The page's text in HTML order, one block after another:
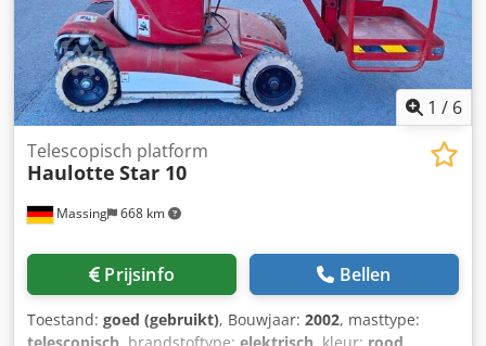
1 / 6
Massing 668 km
Telescopisch platform
Haulotte Star 10
Prijsinfo Bellen
Toestand: goed (gebruikt), Bouwjaar: 2002, masttype: